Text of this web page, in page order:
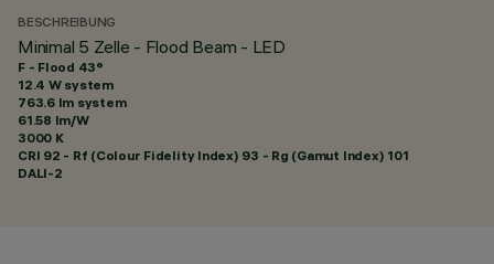
BESCHREIBUNG
Minimal 5 Zelle - Flood Beam - LED
F - Flood 43°
12.4 W system
763.6 lm system
61.58 lm/W
3000 K
CRI 92 - Rf (Colour Fidelity Index) 93 - Rg (Gamut Index) 101
DALI-2